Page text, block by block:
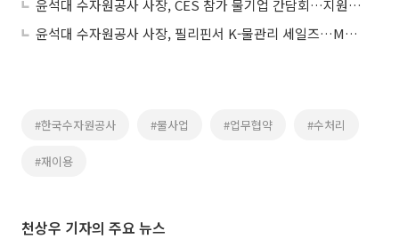
윤석대 수자원공사 사장, CES 참가 물기업 간담회…지원방안 논의
윤석대 수자원공사 사장, 필리핀서 K-물관리 세일즈…MOU 2건 체결
#한국수자원공사 #물사업 #업무협약 #수처리
#재이용
천상우 기자의 주요 뉴스